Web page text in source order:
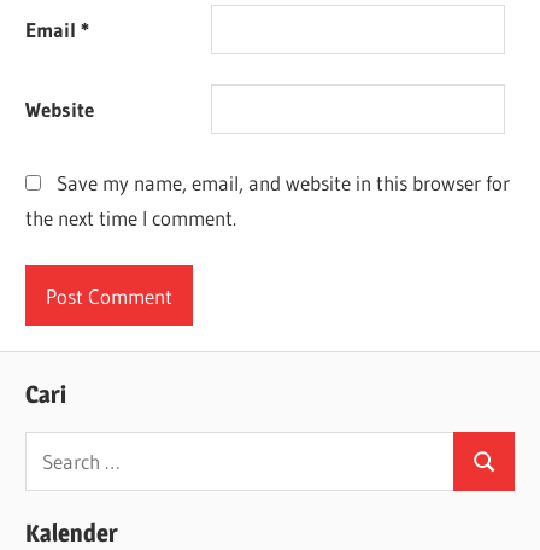
Email*
Website
Save my name, email, and website in this browser for
the next time I comment.
Cari
Search
for:
Search
Kalender